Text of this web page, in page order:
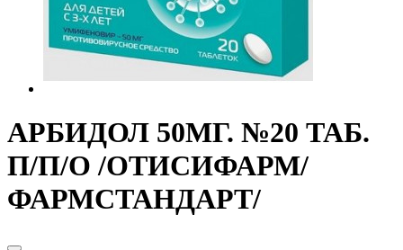
АРБИДОЛ 50МГ. №20 ТАБ.
П/П/О /ОТИСИФАРМ/
ФАРМСТАНДАРТ/